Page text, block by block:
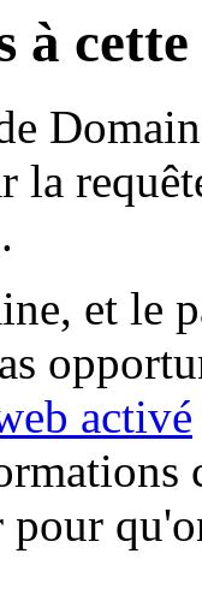
à
la
et le
activé